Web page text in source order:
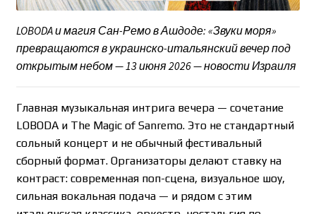
LOBODA и магия Сан-Ремо в Ашдоде: «Звуки моря»
превращаются в украинско-итальянский вечер под
открытым небом — 13 июня 2026 — новости Израиля
Главная музыкальная интрига вечера — сочетание
LOBODA и The Magic of Sanremo. Это не стандартный
сольный концерт и не обычный фестивальный
сборный формат. Организаторы делают ставку на
контраст: современная поп-сцена, визуальное шоу,
сильная вокальная подача — и рядом с этим